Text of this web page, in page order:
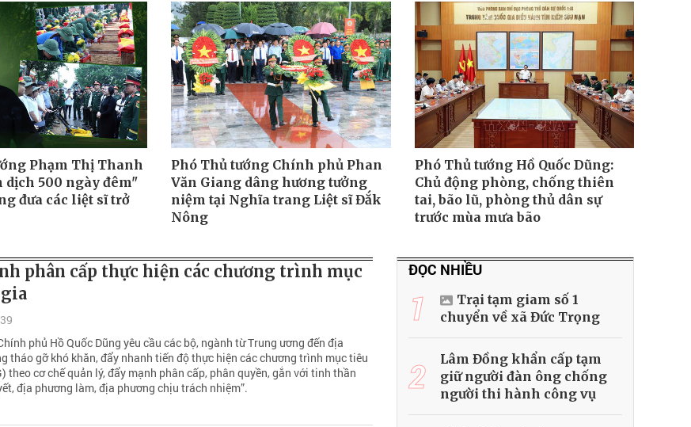
Phạm Thị Thanh
dịch 500 ngày đêm"
đưa các liệt sĩ trở
Phó Thủ tướng Chính phủ Phan
Văn Giang dâng hương tưởng
niệm tại Nghĩa trang Liệt sĩ Đắk
Nông
Phó Thủ tướng Hồ Quốc Dũng:
Chủ động phòng, chống thiên
tai, bão lũ, phòng thủ dân sự
trước mùa mưa bão
phân cấp thực hiện các chương trình mục
phủ Hồ Quốc Dũng yêu cầu các bộ, ngành từ Trung ương đến địa
tháo gỡ khó khăn, đẩy nhanh tiến độ thực hiện các chương trình mục tiêu
theo cơ chế quản lý, đẩy mạnh phân cấp, phân quyền, gắn với tinh thần
địa phương làm, địa phương chịu trách nhiệm”.
ĐỌC NHIỀU
1
Trại tạm giam số 1
chuyển về xã Đức Trọng
2
Lâm Đồng khẩn cấp tạm
giữ người đàn ông chống
người thi hành công vụ